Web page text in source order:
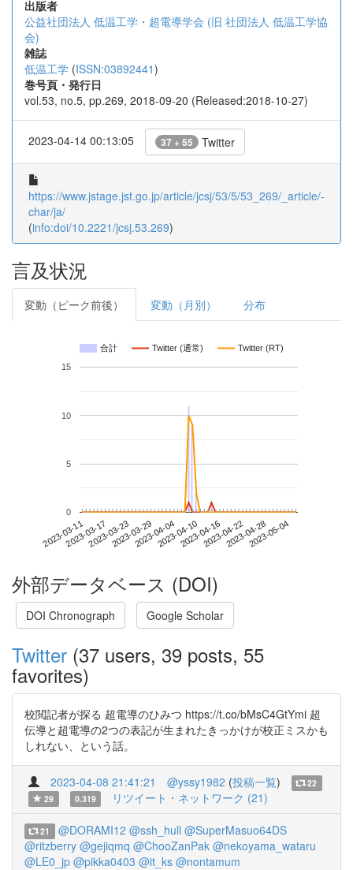
出版者
公益社団法人 低温工学・超電導学会 (旧 社団法人 低温工学協
会)
雑誌
低温工学 (ISSN:03892441)
巻号頁・発行日
vol.53, no.5, pp.269, 2018-09-20 (Released:2018-10-27)
2023-04-14 00:13:05 37 + 55 Twitter
https://www.jstage.jst.go.jp/article/jcsj/53/5/53_269/_article/-
char/ja/
(info:doi/10.2221/jcsj.53.269)
言及状況
変動（ピーク前後） 変動（月別） 分布
合計 Twitter (通常) Twitter (RT)
2023-03-112023-03-172023-03-232023-03-292023-04-042023-04-102023-04-162023-04-222023-04-282023-05-04
0
5
10
15
外部データベース (DOI)
DOI Chronograph Google Scholar
Twitter (37 users, 39 posts, 55
favorites)
校閲記者が探る 超電導のひみつ https://t.co/bMsC4GtYmi 超
伝導と超電導の2つの表記が生まれたきっかけが校正ミスかも
しれない、という話。
2023-04-08 21:41:21 @yssy1982 (投稿一覧)
22
29
0.319 リツイート・ネットワーク (21)
21 @DORAMI12 @ssh_hull @SuperMasuo64DS
@ritzberry @gejiqmq @ChooZanPak @nekoyama_wataru
@LE0_jp @pikka0403 @it_ks @nontamum